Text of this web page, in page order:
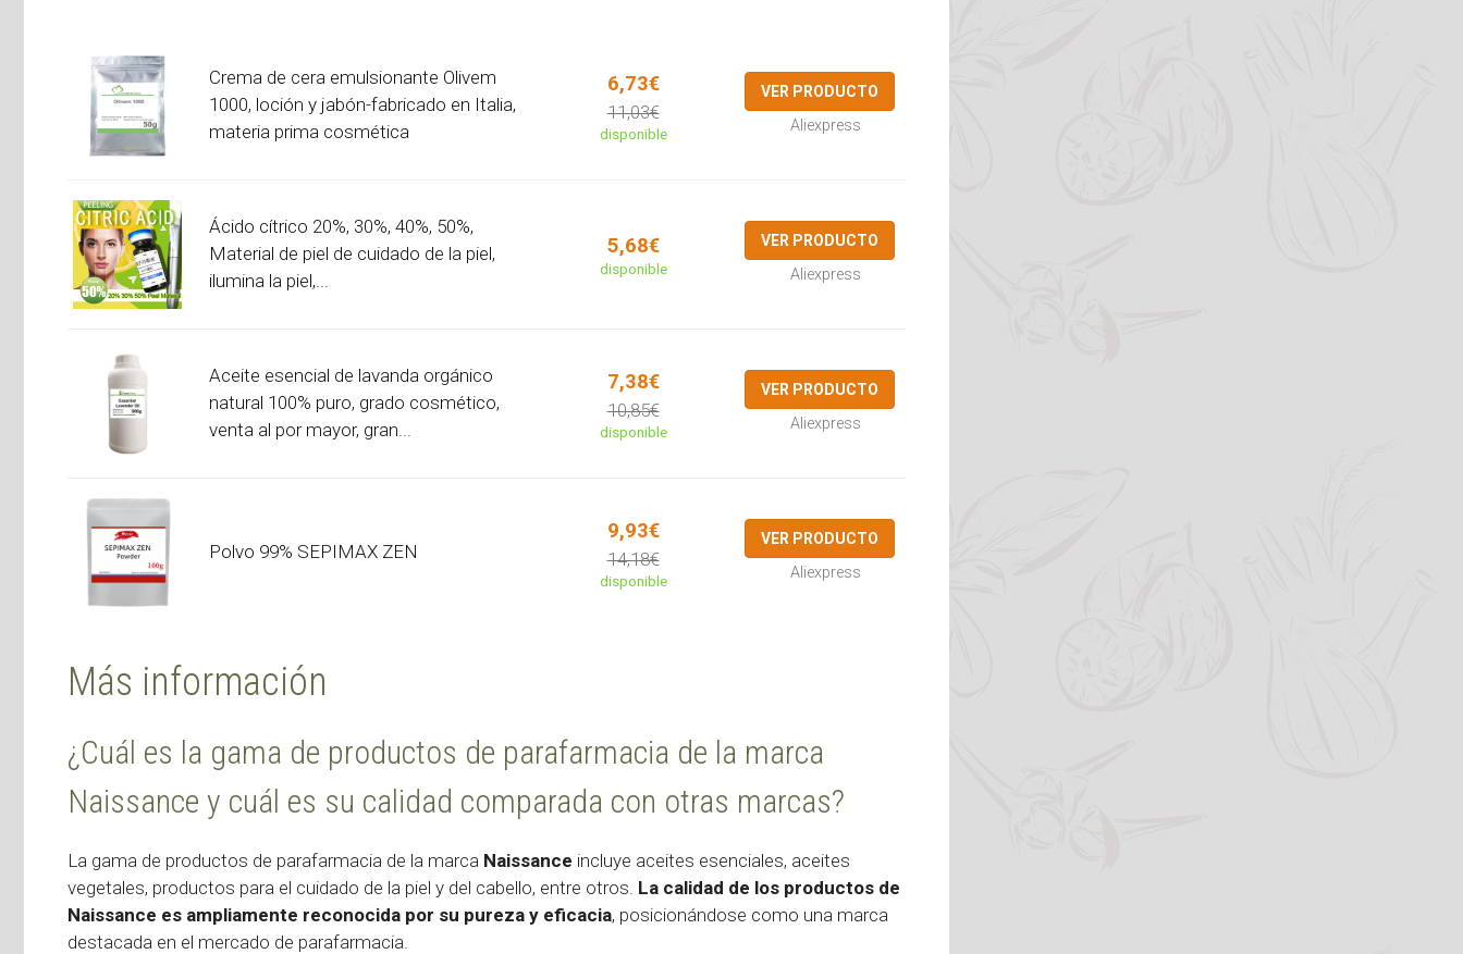
Crema de cera emulsionante Olivem
1000, loción y jabón-fabricado en Italia,
materia prima cosmética
6,73€
11,03€
disponible
VER PRODUCTO
Aliexpress
Ácido cítrico 20%, 30%, 40%, 50%,
Material de piel de cuidado de la piel,
ilumina la piel,...
5,68€
disponible
VER PRODUCTO
Aliexpress
Aceite esencial de lavanda orgánico
natural 100% puro, grado cosmético,
venta al por mayor, gran...
7,38€
10,85€
disponible
VER PRODUCTO
Aliexpress
Polvo 99% SEPIMAX ZEN
9,93€
14,18€
disponible
VER PRODUCTO
Aliexpress
Más información
¿Cuál es la gama de productos de parafarmacia de la marca
Naissance y cuál es su calidad comparada con otras marcas?
La gama de productos de parafarmacia de la marca Naissance incluye aceites esenciales, aceites
vegetales, productos para el cuidado de la piel y del cabello, entre otros. La calidad de los productos de
Naissance es ampliamente reconocida por su pureza y eficacia, posicionándose como una marca
destacada en el mercado de parafarmacia.